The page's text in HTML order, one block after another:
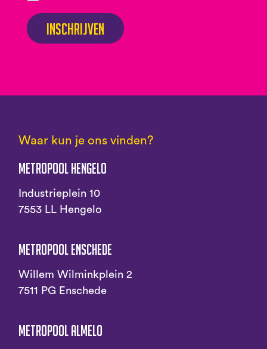
Inschrijven
Waar kun je ons vinden?
Metropool Hengelo
Industrieplein 10
7553 LL Hengelo
Metropool Enschede
Willem Wilminkplein 2
7511 PG Enschede
Metropool Almelo